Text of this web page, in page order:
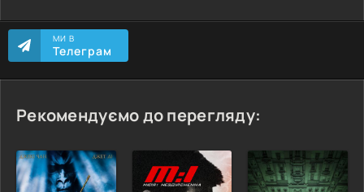
МИ В
Телеграм
Рекомендуємо до перегляду: